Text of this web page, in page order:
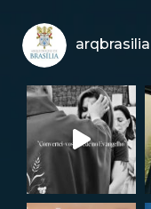
arqbrasilia